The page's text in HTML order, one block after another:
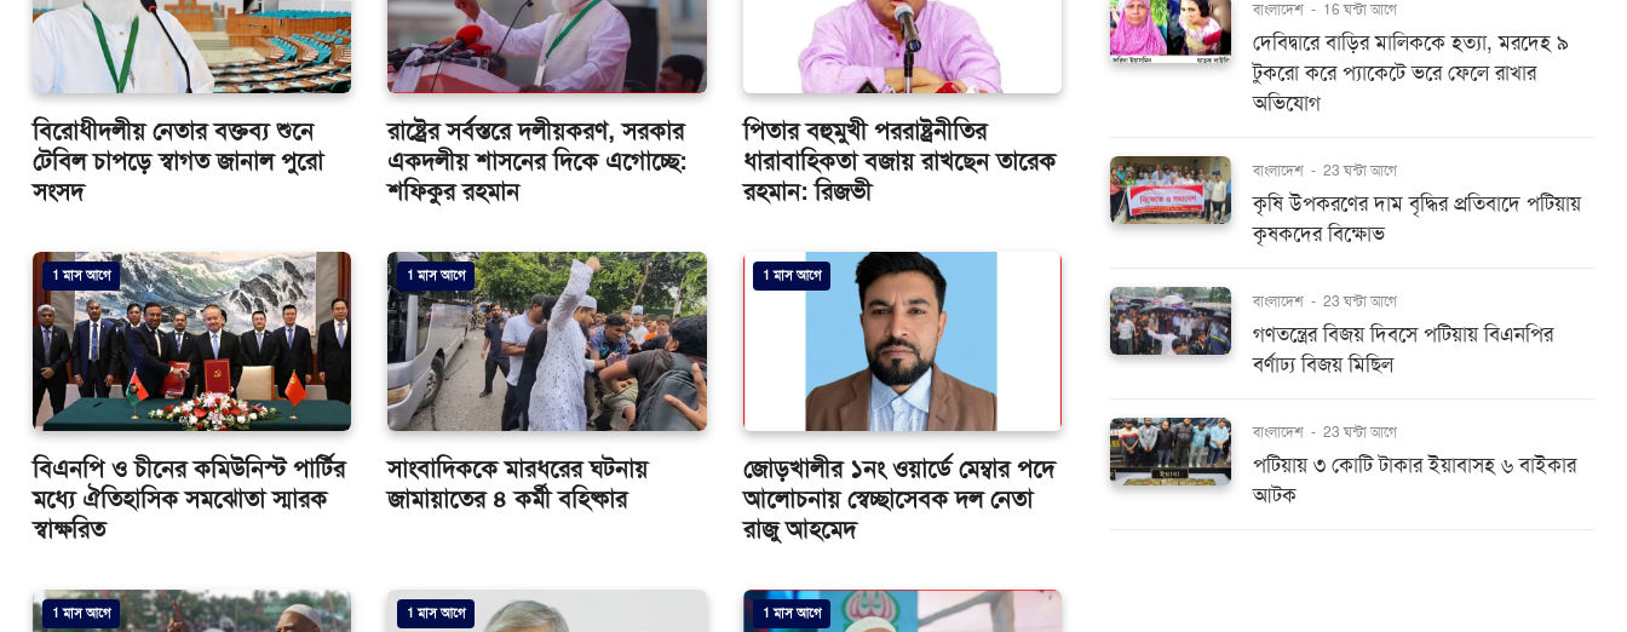
বিরোধীদলীয় নেতার বক্তব্য শুনে
টেবিল চাপড়ে স্বাগত জানাল পুরো
সংসদ
রাষ্ট্রের সর্বস্তরে দলীয়করণ, সরকার
একদলীয় শাসনের দিকে এগোচ্ছে:
শফিকুর রহমান
পিতার বহুমুখী পররাষ্ট্রনীতির
ধারাবাহিকতা বজায় রাখছেন তারেক
রহমান: রিজভী
1 মাস আগে
বিএনপি ও চীনের কমিউনিস্ট পার্টির
মধ্যে ঐতিহাসিক সমঝোতা স্মারক
স্বাক্ষরিত
1 মাস আগে
সাংবাদিককে মারধরের ঘটনায়
জামায়াতের ৪ কর্মী বহিষ্কার
1 মাস আগে
জোড়খালীর ১নং ওয়ার্ডে মেম্বার পদে
আলোচনায় স্বেচ্ছাসেবক দল নেতা
রাজু আহমেদ
1 মাস আগে 1 মাস আগে 1 মাস আগে
বাংলাদেশ - 16 ঘন্টা আগে
দেবিদ্বারে বাড়ির মালিককে হত্যা, মরদেহ ৯
টুকরো করে প্যাকেটে ভরে ফেলে রাখার
অভিযোগ
বাংলাদেশ - 23 ঘন্টা আগে
কৃষি উপকরণের দাম বৃদ্ধির প্রতিবাদে পটিয়ায়
কৃষকদের বিক্ষোভ
বাংলাদেশ - 23 ঘন্টা আগে
গণতন্ত্রের বিজয় দিবসে পটিয়ায় বিএনপির
বর্ণাঢ্য বিজয় মিছিল
বাংলাদেশ - 23 ঘন্টা আগে
পটিয়ায় ৩ কোটি টাকার ইয়াবাসহ ৬ বাইকার
আটক